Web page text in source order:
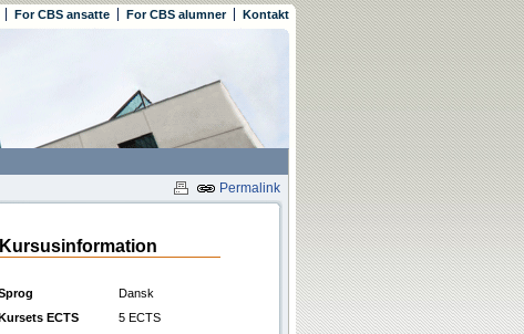
For CBS ansatte For CBS alumner Kontakt
Permalink
Kursusinformation
Dansk
ECTS
5 ECTS